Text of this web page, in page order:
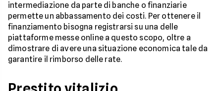
intermediazione da parte di banche o finanziarie
permette un abbassamento dei costi. Per ottenere il
finanziamento bisogna registrarsi su una delle
piattaforme messe online a questo scopo, oltre a
dimostrare di avere una situazione economica tale da
garantire il rimborso delle rate.